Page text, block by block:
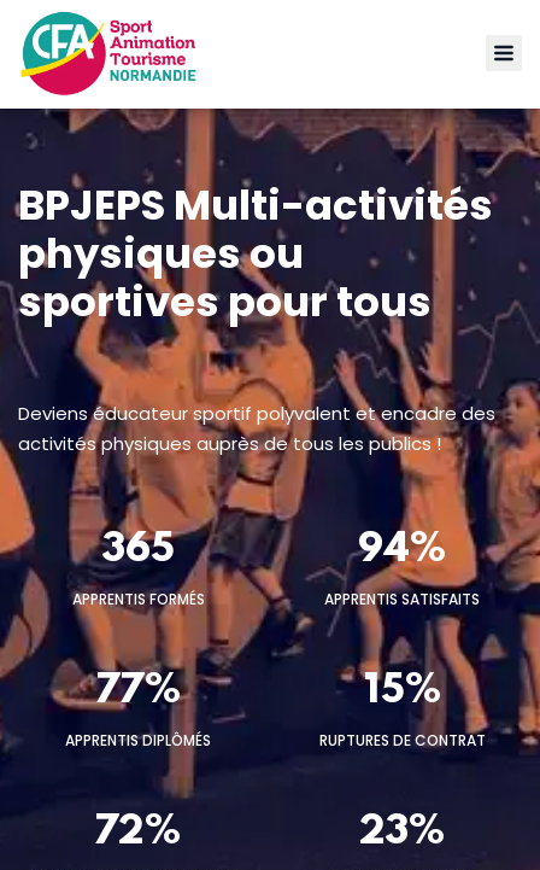
BPJEPS Multi-activités
physiques ou
sportives pour tous
Deviens éducateur sportif polyvalent et encadre des
activités physiques auprès de tous les publics !
365
APPRENTIS FORMÉS
94%
APPRENTIS SATISFAITS
77%
APPRENTIS DIPLÔMÉS
15%
RUPTURES DE CONTRAT
72% 23%